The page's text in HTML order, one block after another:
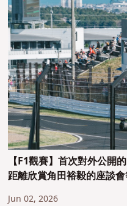
【F1觀賽】首次對外公
距離欣賞角田裕毅的座談
Jun 02, 2026